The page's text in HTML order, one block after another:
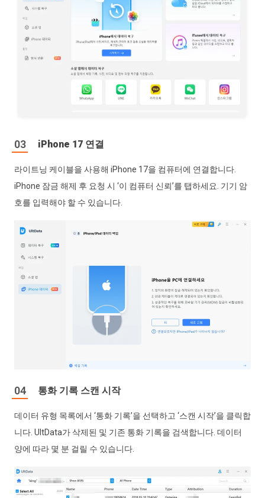
iPhone 17 연결
라이트닝 케이블을 사용해 iPhone 17을 컴퓨터에 연결합니다.
iPhone 잠금 해제 후 요청 시 ‘이 컴퓨터 신뢰’를 탭하세요. 기기 암
호를 입력해야 할 수 있습니다.
통화 기록 스캔 시작
데이터 유형 목록에서 ‘통화 기록’을 선택하고 ‘스캔 시작’을 클릭합
니다. UltData가 삭제된 및 기존 통화 기록을 검색합니다. 데이터
양에 따라 몇 분 걸릴 수 있습니다.